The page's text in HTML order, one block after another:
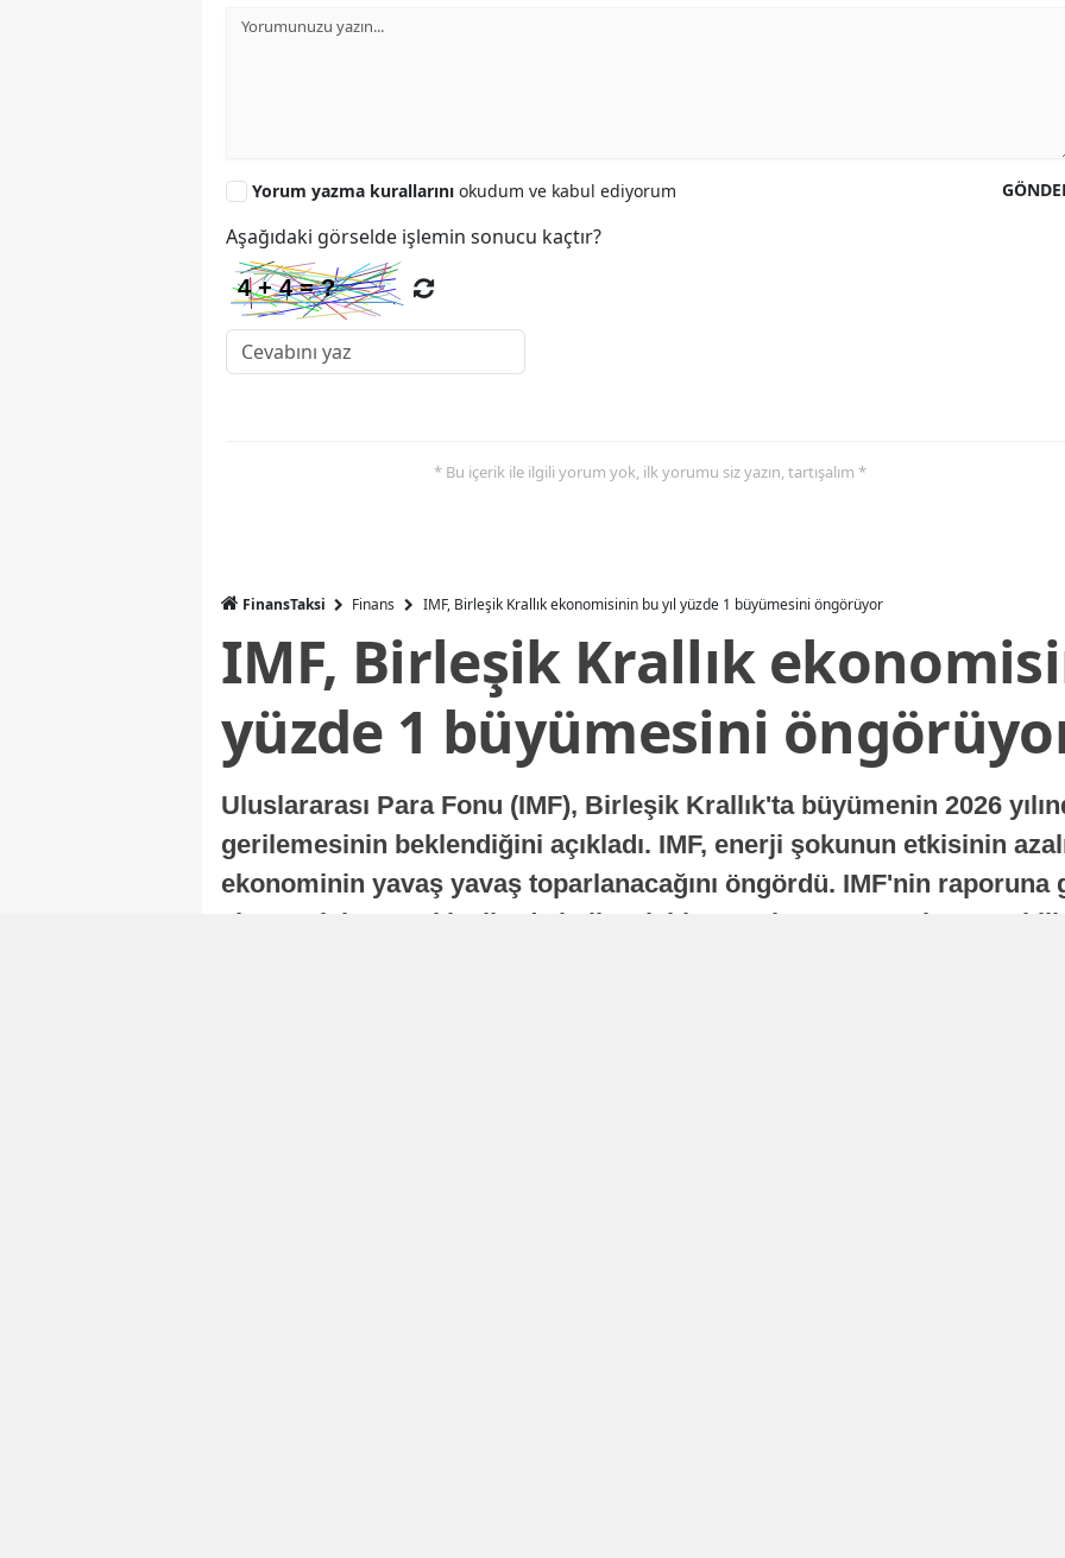
Yorum yazma kurallarını okudum ve kabul ediyorum
Aşağıdaki görselde işlemin sonucu kaçtır?
* Bu içerik ile ilgili yorum yok, ilk yorumu siz yazın, tartışalım *
FinansTaksi Finans IMF, Birleşik Krallık ekonomisinin bu yıl yüzde 1 büyümesini öngörüyor
IMF, Birleşik Krallık
yüzde 1 büyümesini
Uluslararası Para Fonu (IMF), Birleşik Krallık'ta büyümenin 2026
gerilemesinin beklendiğini açıkladı. IMF, enerji şokunun etkisinin
ekonominin yavaş yavaş toparlanacağını öngördü. IMF'nin raporuna
ekonomisi, sonraki yıllarda istikrarlı bir toparlanma süreci